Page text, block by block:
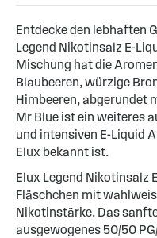
Entdecke den lebhaften
Legend Nikotinsalz E-
Mischung hat die
Blaubeeren, würzige
Himbeeren, abgerundet
Mr Blue ist ein weiteres
und intensiven E-Liquid
Elux bekannt ist.
Elux Legend Nikotinsalz
Fläschchen mit
Nikotinstärke. Das
ausgewogenes 50/50